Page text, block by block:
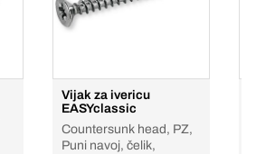
Vijak za ivericu
EASYclassic
Countersunk head, PZ,
Puni navoj, čelik,